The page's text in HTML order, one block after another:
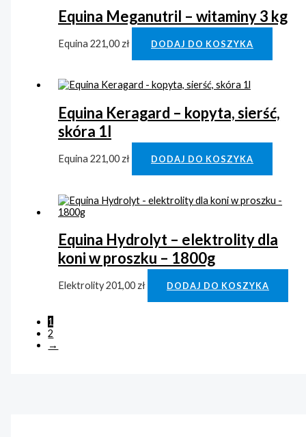
Equina Meganutril – witaminy 3 kg
Equina221,00 zł DODAJ DO KOSZYKA
Equina Keragard – kopyta, sierść,
skóra 1l
Equina221,00 zł DODAJ DO KOSZYKA
Equina Hydrolyt – elektrolity dla
koni w proszku – 1800g
Elektrolity201,00 zł DODAJ DO KOSZYKA
1
2
→